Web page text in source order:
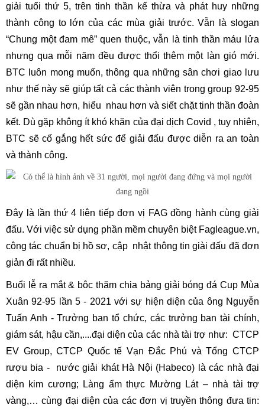
giải tuổi thứ 5, trên tinh thần kế thừa và phát huy những
thành công to lớn của các mùa giải trước. Vẫn là slogan
“Chung một đam mê” quen thuộc, vẫn là tinh thần máu lửa
nhưng qua mỗi năm đều được thổi thêm một làn gió mới.
BTC luôn mong muốn, thông qua những sân chơi giao lưu
như thế này sẽ giúp tất cả các thành viên trong group 92-95
sẽ gần nhau hơn, hiểu nhau hơn và siết chặt tinh thần đoàn
kết. Dù gặp không ít khó khăn của đại dịch Covid , tuy nhiên,
BTC sẽ cố gắng hết sức để giải đấu được diễn ra an toàn
và thành công.
Đây là lần thứ 4 liên tiếp đơn vị FAG đồng hành cùng giải
đấu. Với việc sử dụng phần mềm chuyên biệt Fagleague.vn,
công tác chuẩn bị hồ sơ, cập nhật thông tin giài đấu đã đơn
giản đi rất nhiều.
Buổi lễ ra mắt & bôc thăm chia bảng giải bóng đá Cup Mùa
Xuân 92-95 lần 5 - 2021 với sự hiện diện của ông Nguyễn
Tuấn Anh - Trưởng ban tổ chức, các trưởng ban tài chính,
giám sát, hậu cần,....đại diện của các nhà tài trợ như: CTCP
EV Group, CTCP Quốc tế Vạn Đắc Phú và Tổng CTCP
rượu bia - nước giải khát Hà Nội (Habeco) là các nhà đại
diện kim cương; Làng ẩm thực Mường Lát – nhà tài trợ
vàng,… cùng đại diện của các đơn vị truyền thông đưa tin: